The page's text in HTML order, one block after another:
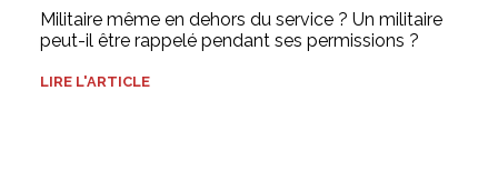
Militaire même en dehors du service ? Un militaire
peut-il être rappelé pendant ses permissions ?
LIRE L'ARTICLE